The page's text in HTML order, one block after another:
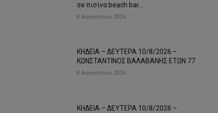
σε πισίνα beach bar…
8 Αυγούστου, 2026
ΚΗΔΕΙΑ – ΔΕΥΤΕΡΑ 10/8/2026 –
ΚΩΝΣΤΑΝΤΙΝΟΣ ΒΑΛΑΒΑΝΗΣ ΕΤΩΝ 77
8 Αυγούστου, 2026
ΚΗΔΕΙΑ – ΔΕΥΤΕΡΑ 10/8/2026 –